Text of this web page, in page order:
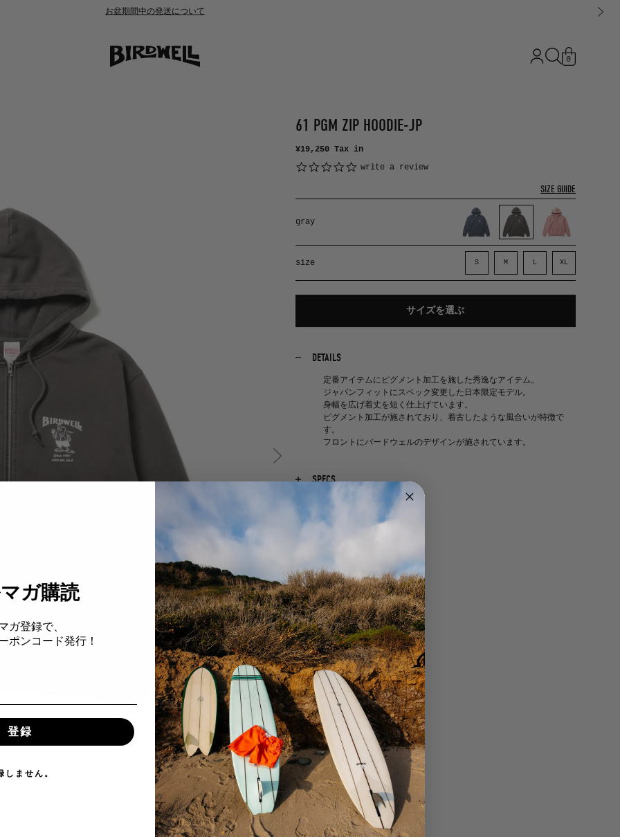
お盆期間中の発送について
0
61 PGM ZIP HOODIE-JP
¥19,250Tax in
0.0 star rating
write a review
gray
size S M L XL
color GRAY
SIZE GUIDE
サイズを選ぶ
DETAILS
定番アイテムにピグメント加工を施した秀逸なアイテム。
ジャパンフィットにスペック変更した日本限定モデル。
身幅を広げ着丈を短く仕上げています。
ピグメント加工が施されており、着古したような風合いが特徴で
す。
フロントにバードウェルのデザインが施されています。
SPECS
:レギュラーフィット。
:綿 100%。
色移りする可能性がございますので他の物と分けて洗ってくださ
い。
※顔料染めの製品は特性上、水や摩擦などにより色落ちや移遷す
る可能性がございます。お取り扱いはご注意下さい。
ピグメントバイオ加工の為、染まり方に個体差がございます。予
めご了承ください。
ガ購読
ガ登録で、
ポンコード発行！
登録
しません。